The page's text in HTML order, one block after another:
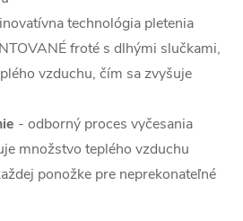
inovatívna technológia pletenia
froté s dlhými slučkami,
vzduchu, čím sa zvyšuje
- odborný proces vyčesania
množstvo teplého vzduchu
ponožke pre neprekonateľné